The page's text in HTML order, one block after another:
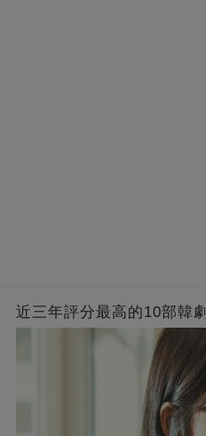
近三年評分最高的10部韓劇